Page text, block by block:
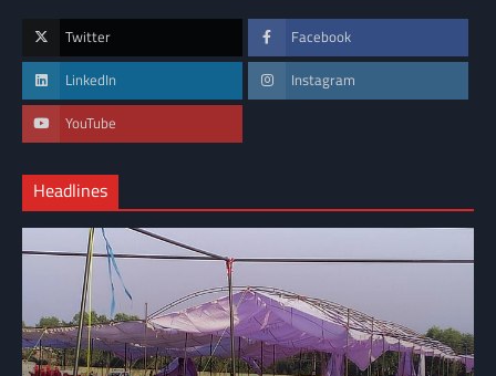
Twitter Facebook
LinkedIn Instagram
YouTube
Headlines